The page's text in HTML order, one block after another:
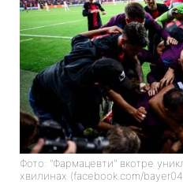
Фото: "Фармацевти" вкотре
хвилинах (facebook.com/